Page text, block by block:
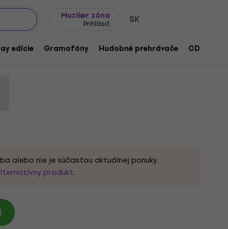
Muziker zóna
Prihlásiť SK
edície Gramofóny Hudobné prehrávače CD
(Coloured Vinyl) (2 LP)
alebo nie je súčasťou aktuálnej ponuky.
produkt.